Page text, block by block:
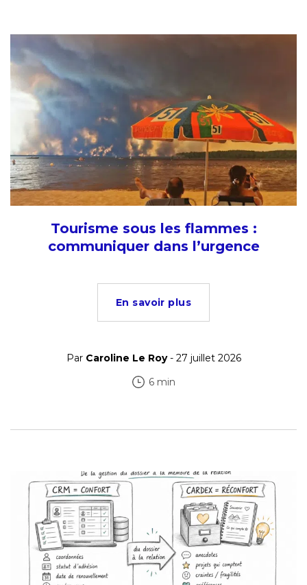
Tourisme sous les flammes :
communiquer dans l’urgence
En savoir plus
Par Caroline Le Roy- 27 juillet 2026
6 min